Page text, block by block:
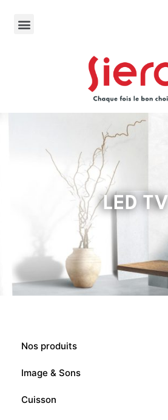
LED TV
Nos produits
Image & Sons
Cuisson